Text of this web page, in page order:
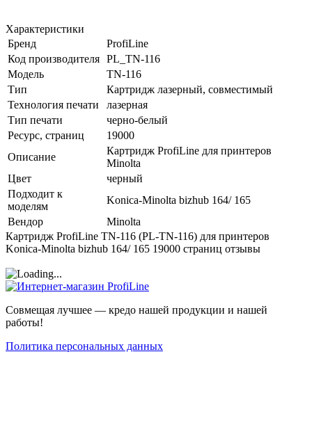
Характеристики
Бренд
ProfiLine
Код производителя PL_TN-116
Модель
TN-116
Тип
Картридж лазерный, совместимый
Технология печати
лазерная
Тип печати
черно-белый
Ресурс, страниц
19000
Описание
Картридж ProfiLine для принтеров
Minolta
Цвет
черный
Подходит к
моделям
Konica-Minolta bizhub 164/ 165
Вендор
Minolta
Картридж ProfiLine TN-116 (PL-TN-116) для принтеров
Konica-Minolta bizhub 164/ 165 19000 страниц отзывы
Совмещая лучшее — кредо нашей продукции и нашей
работы!
Политика персональных данных